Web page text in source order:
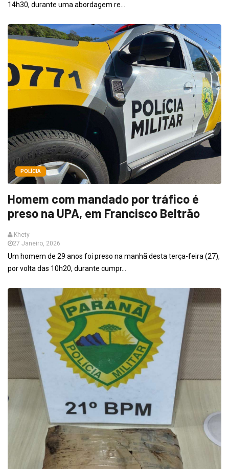
14h30, durante uma abordagem re...
POLÍCIA
Homem com mandado por tráfico é
preso na UPA, em Francisco Beltrão
Khety
27 Janeiro, 2026
Um homem de 29 anos foi preso na manhã desta terça-feira (27),
por volta das 10h20, durante cumpr...